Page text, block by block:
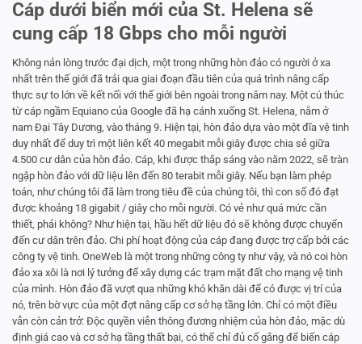
Cáp dưới biển mới của St. Helena sẽ
cung cấp 18 Gbps cho mỗi người
Không nản lòng trước đại dịch, một trong những hòn đảo có người ở xa
nhất trên thế giới đã trải qua giai đoạn đầu tiên của quá trình nâng cấp
thực sự to lớn về kết nối với thế giới bên ngoài trong năm nay. Một cú thúc
từ cáp ngầm Equiano của Google đã hạ cánh xuống St. Helena, nằm ở
nam Đại Tây Dương, vào tháng 9. Hiện tại, hòn đảo dựa vào một đĩa vệ tinh
duy nhất để duy trì một liên kết 40 megabit mỗi giây được chia sẻ giữa
4.500 cư dân của hòn đảo. Cáp, khi được thắp sáng vào năm 2022, sẽ tràn
ngập hòn đảo với dữ liệu lên đến 80 terabit mỗi giây. Nếu bạn làm phép
toán, như chúng tôi đã làm trong tiêu đề của chúng tôi, thì con số đó đạt
được khoảng 18 gigabit / giây cho mỗi người. Có vẻ như quá mức cần
thiết, phải không? Như hiện tại, hầu hết dữ liệu đó sẽ không được chuyển
đến cư dân trên đảo. Chi phí hoạt động của cáp đang được trợ cấp bởi các
công ty vệ tinh. OneWeb là một trong những công ty như vậy, và nó coi hòn
đảo xa xôi là nơi lý tưởng để xây dựng các trạm mặt đất cho mạng vệ tinh
của mình. Hòn đảo đã vượt qua những khó khăn dài để có được vị trí của
nó, trên bờ vực của một đợt nâng cấp cơ sở hạ tầng lớn. Chỉ có một điều
vẫn còn cản trở: Độc quyền viễn thông đương nhiệm của hòn đảo, mặc dù
định giá cao và cơ sở hạ tầng thất bại, có thể chỉ đủ cố gắng để biến cáp